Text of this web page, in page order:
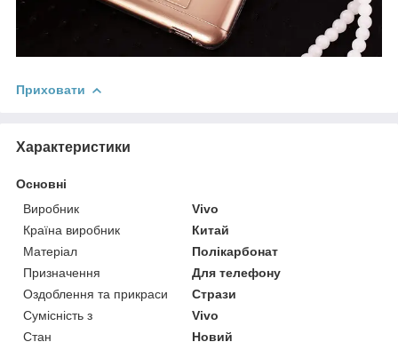
Приховати
Характеристики
Основні
Виробник
Vivo
Країна виробник
Китай
Матеріал
Полікарбонат
Призначення
Для телефону
Оздоблення та прикраси
Стрази
Сумісність з
Vivo
Стан
Новий